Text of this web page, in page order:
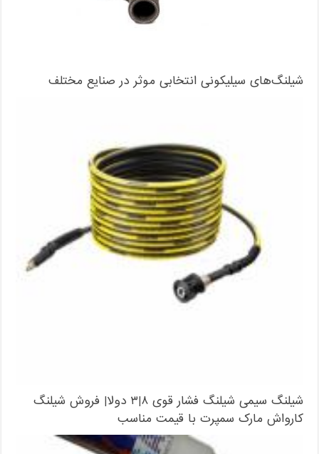
شیلنگ‌های سیلیکونی انتخابی موثر در صنایع مختلف
شیلنگ سیمی شیلنگ فشار قوی ۸|۳ دولا| فروش شیلنگ
کارواش مارک سمپرت با قیمت مناسب